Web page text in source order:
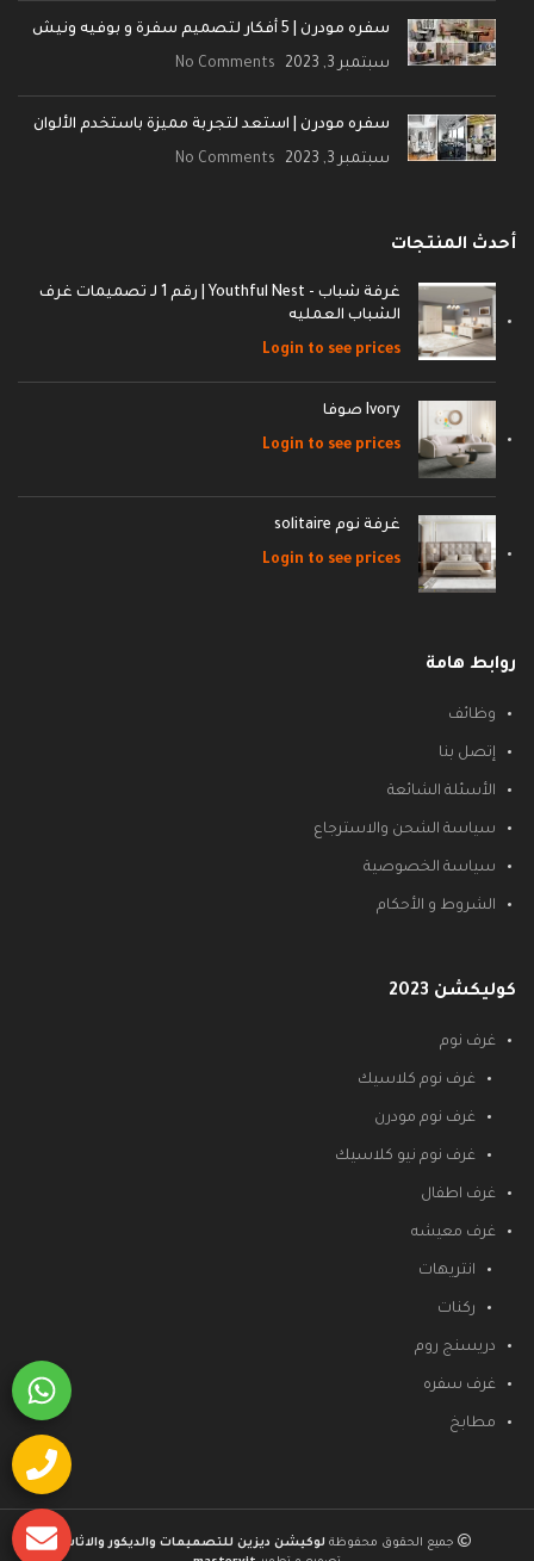
سفره مودرن | 5 أفكار لتصميم سفرة و بوفيه ونيش
سبتمبر 3, 2023 No Comments
سفره مودرن | استعد لتجربة مميزة باستخدم الألوان
سبتمبر 3, 2023 No Comments
أحدث المنتجات
غرفة شباب - Youthful Nest | رقم 1 لـ تصميمات غرف
الشباب العمليه
Login to see prices
Ivory صوفا
Login to see prices
غرفة نوم solitaire
Login to see prices
روابط هامة
وظائف
إتصل بنا
الأسئلة الشائعة
سياسة الشحن والاسترجاع
سياسة الخصوصية
الشروط و الأحكام
كوليكشن 2023
غرف نوم
غرف نوم كلاسيك
غرف نوم مودرن
غرف نوم نيو كلاسيك
غرف اطفال
غرف معيشه
انتريهات
ركنات
دريسنج روم
غرف سفره
مطابخ
جميع الحقوق محفوظة لوكيشن ديزين للتصميمات والديكور والاثاث